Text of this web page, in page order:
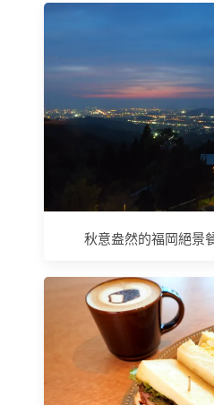
秋意盎然的福岡絕景